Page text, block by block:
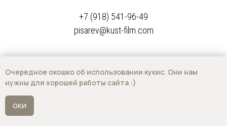
Очередное окошко об использовании кукис. Они нам
нужны для хорошей работы сайта :)
ОКИ
+7 (918) 541-96-49
pisarev@kust-film.com
Ростов-на-Дону